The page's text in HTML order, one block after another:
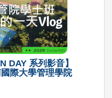
DAY 系列影音】
際大學管理學院